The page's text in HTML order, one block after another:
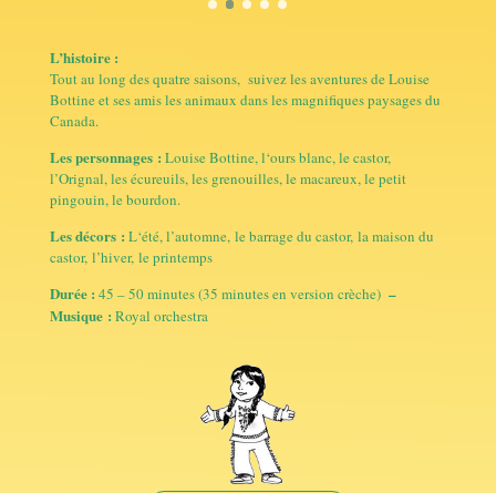
L’histoire :
Tout au long des quatre saisons, suivez les aventures de Louise
Bottine et ses amis les animaux dans les magnifiques paysages du
Canada.
Les personnages : Louise Bottine, l‘ours blanc,le castor,
l’Orignal,les écureuils, les grenouilles,le macareux,le petit
pingouin, le bourdon.
Les décors : L‘été,l’automne, le barrage du castor, la maison du
castor, l’hiver, le printemps
Durée : 45 – 50 minutes (35 minutes en version crèche)–
Musique : Royal orchestra